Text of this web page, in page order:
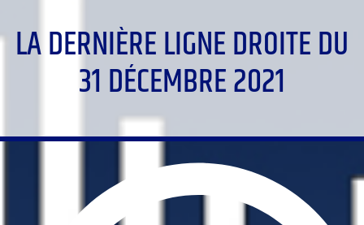
LA DERNIÈRE LIGNE DROITE DU
31 DÉCEMBRE 2021